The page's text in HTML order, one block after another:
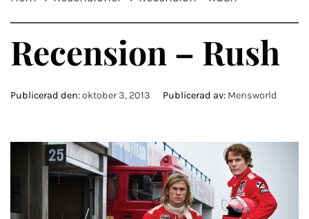
Recension – Rush
Publicerad den:oktober 3, 2013 Publicerad av: Mensworld